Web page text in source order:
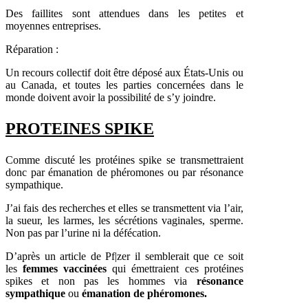
Des faillites sont attendues dans les petites et
moyennes entreprises.
Réparation :
Un recours collectif doit être déposé aux États-Unis ou
au Canada, et toutes les parties concernées dans le
monde doivent avoir la possibilité de s’y joindre.
PROTEINES SPIKE
Comme discuté les protéines spike se transmettraient
donc par émanation de phéromones ou par résonance
sympathique.
J’ai fais des recherches et elles se transmettent via l’air,
la sueur, les larmes, les sécrétions vaginales, sperme.
Non pas par l’urine ni la défécation.
D’après un article de Pf|zer il semblerait que ce soit
lesfemmes vaccinées qui émettraient ces protéines
spikes et non pas les hommes via résonance
sympathique ou émanation de phéromones.